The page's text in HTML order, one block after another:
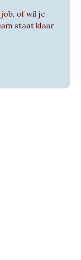
of wil je
staat klaar